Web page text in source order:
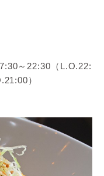
～22:30（L.O.22:
）